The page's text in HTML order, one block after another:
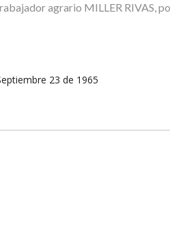
agrario MILLER RIVAS,
23 de 1965